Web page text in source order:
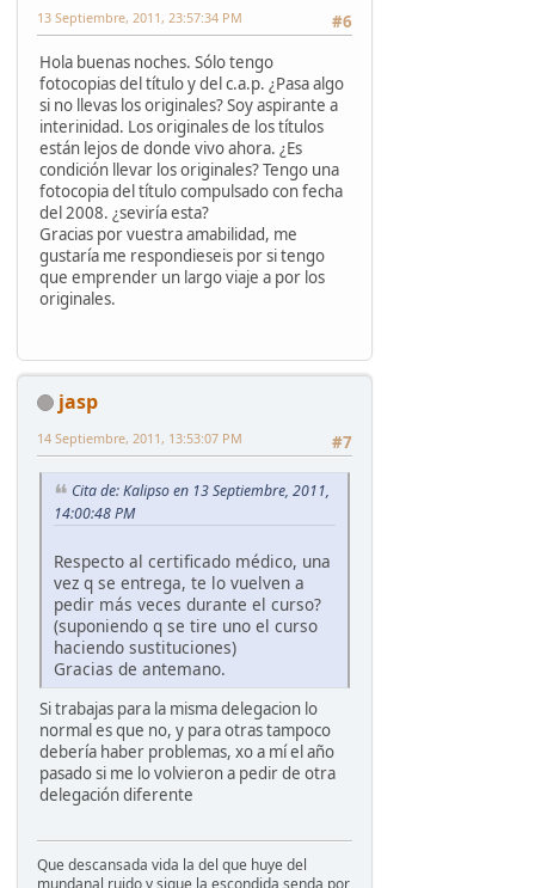
#6
13 Septiembre, 2011, 23:57:34 PM
Hola buenas noches. Sólo tengo
fotocopias del título y del c.a.p. ¿Pasa algo
si no llevas los originales? Soy aspirante a
interinidad. Los originales de los títulos
están lejos de donde vivo ahora. ¿Es
condición llevar los originales? Tengo una
fotocopia del título compulsado con fecha
del 2008. ¿seviría esta?
Gracias por vuestra amabilidad, me
gustaría me respondieseis por si tengo
que emprender un largo viaje a por los
originales.
jasp
#7
14 Septiembre, 2011, 13:53:07 PM
Cita de: Kalipso en 13 Septiembre, 2011,
14:00:48 PM
Respecto al certificado médico, una
vez q se entrega, te lo vuelven a
pedir más veces durante el curso?
(suponiendo q se tire uno el curso
haciendo sustituciones)
Gracias de antemano.
Si trabajas para la misma delegacion lo
normal es que no, y para otras tampoco
debería haber problemas, xo a mí el año
pasado si me lo volvieron a pedir de otra
delegación diferente
Que descansada vida la del que huye del